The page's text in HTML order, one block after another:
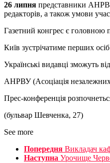
26 липня представники
редакторів, а також умови
Газетний конгрес є головною
Київ зустрічатиме перших
Українські видавці зможуть
АНРВУ (Асоціація незалежних
Прес-конференція
(бульвар Шевченка, 27)
See more
Попередня Викладач
Наступна Урочище